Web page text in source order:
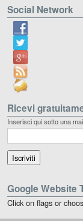
Social Network
Ricevi
Inserisci qui sotto una
Google Website
Click on flags or